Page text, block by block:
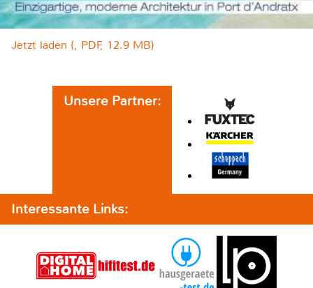
Jetzt laden (, PDF, 12.9 MB)
Unsere Partner:
Interessante Links: